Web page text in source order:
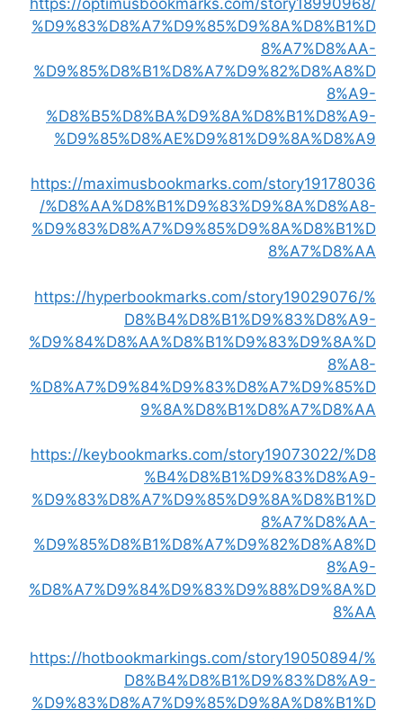
%D9%83%D8%A7%D9%85%D9%8A%D8%B1%D
8%A7%D8%AA-
%D9%85%D8%B1%D8%A7%D9%82%D8%A8%D
8%A9-
%D8%B5%D8%BA%D9%8A%D8%B1%D8%A9-
%D9%85%D8%AE%D9%81%D9%8A%D8%A9
https://maximusbookmarks.com/story19178036
/%D8%AA%D8%B1%D9%83%D9%8A%D8%A8-
%D9%83%D8%A7%D9%85%D9%8A%D8%B1%D
8%A7%D8%AA
https://hyperbookmarks.com/story19029076/%
D8%B4%D8%B1%D9%83%D8%A9-
%D9%84%D8%AA%D8%B1%D9%83%D9%8A%D
8%A8-
%D8%A7%D9%84%D9%83%D8%A7%D9%85%D
9%8A%D8%B1%D8%A7%D8%AA
https://keybookmarks.com/story19073022/%D8
%B4%D8%B1%D9%83%D8%A9-
%D9%83%D8%A7%D9%85%D9%8A%D8%B1%D
8%A7%D8%AA-
%D9%85%D8%B1%D8%A7%D9%82%D8%A8%D
8%A9-
%D8%A7%D9%84%D9%83%D9%88%D9%8A%D
8%AA
https://hotbookmarkings.com/story19050894/%
D8%B4%D8%B1%D9%83%D8%A9-
%D9%83%D8%A7%D9%85%D9%8A%D8%B1%D